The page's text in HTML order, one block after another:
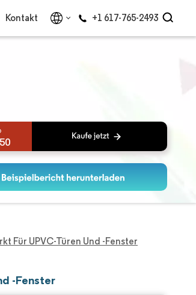
Kontakt +1 617-765-2493
Für UPVC-Türen Und -Fenster
-Fenster